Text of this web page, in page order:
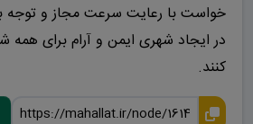
خواست با رعایت سرعت مجاز و توجه
در ایجاد شهری ایمن و آرام برای همه
کنند.